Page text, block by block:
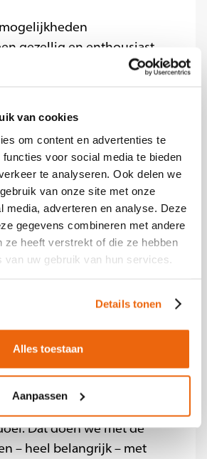
van cookies
om content en advertenties te
voor social media te bieden
te analyseren. Ook delen we
van onze site met onze
media, adverteren en analyse. Deze
gegevens combineren met andere
ze heeft verstrekt of die ze hebben
uw gebruik van hun services.
Details tonen
Alles toestaan
Aanpassen
gezellig en enthousiast
geworden? Solliciteer dan
winkelketen
home-elektronica. En niet
Bij Expert kun je zorgeloos
zit in het DNA van Expert om
organisatie met 140
webshop
in home-
Dat doen we met de
– heel belangrijk – met